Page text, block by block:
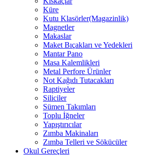
Küre
Kutu Klasörler(Magazinlik)
Magnetler
Makaslar
Maket Bıçakları ve Yedekleri
Mantar Pano
Masa Kalemlikleri
Metal Perfore Ürünler
Not Kağıdı Tutacakları
Raptiyeler
Siliciler
Sümen Takımları
Toplu İğneler
Yapıştırıcılar
Zımba Makinaları
Zımba Telleri ve Sökücüler
Okul Gereçleri